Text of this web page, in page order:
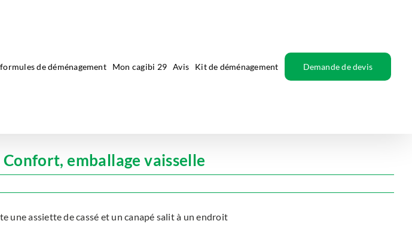
de déménagement Mon cagibi 29 Avis Kit de déménagement Demande de devis
emballage vaisselle
une assiette de cassé et un canapé salit à un endroit